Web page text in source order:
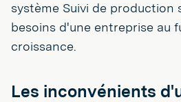
système Suivi de production
besoins d'une entreprise au
croissance.
Les inconvénients